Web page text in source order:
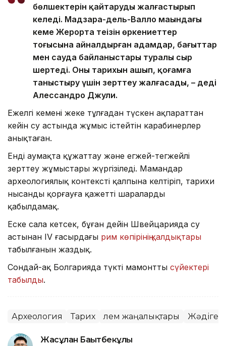
бөлшектерін қайтаруды жалғастырып
келеді. Мадзара-дель-Валло маңындағы
кеме Жерорта теңізін өркениеттер
тоғысына айналдырған адамдар, бағыттар
мен сауда байланыстары туралы сыр
шертеді. Оның тарихын ашып, қоғамға
таныстыру үшін зерттеу жалғасады, – деді
Алессандро Джули.
Ежелгі кемені жеке тұлғадан түскен ақпараттан
кейін су астында жұмыс істейтін карабинерлер
анықтаған.
Енді аумақта құжаттау және егжей-тегжейлі
зерттеу жұмыстары жүргізіледі. Мамандар
археологиялық контексті қалпына келтіріп, тарихи
нысанды қорғауға қажетті шараларды
қабылдамақ.
Еске сала кетсек, бұған дейін Швейцарияда су
астынан IV ғасырдағы рим көпірінің қалдықтары
табылғанын жаздық.
Сондай-ақ Болгарияда түкті мамонттың сүйектері
табылды.
Археология Тарих Әлем жаңалықтары Жәдігер
Жасұлан Бақытбекұлы